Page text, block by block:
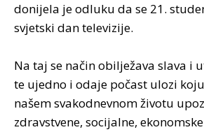
donijela je odluku da se 21.
svjetski dan televizije.
Na taj se način obilježava slava i
te ujedno i odaje počast ulozi
našem svakodnevnom životu
zdravstvene, socijalne,